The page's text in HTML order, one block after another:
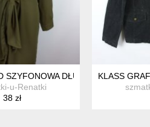
SZYFONOWA DŁUŻSZA
u-Renatki
38 zł
KLASS